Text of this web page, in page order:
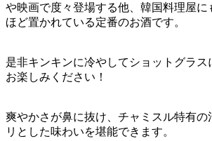
や映画で度々登場する他、韓国料理屋に
ほど置かれている定番のお酒です。
是非キンキンに冷やしてショットグラ
お楽しみください！
爽やかさが鼻に抜け、チャミスル特有の
リとした味わいを堪能できます。